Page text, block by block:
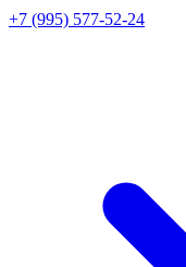
+7 (995) 577-52-24